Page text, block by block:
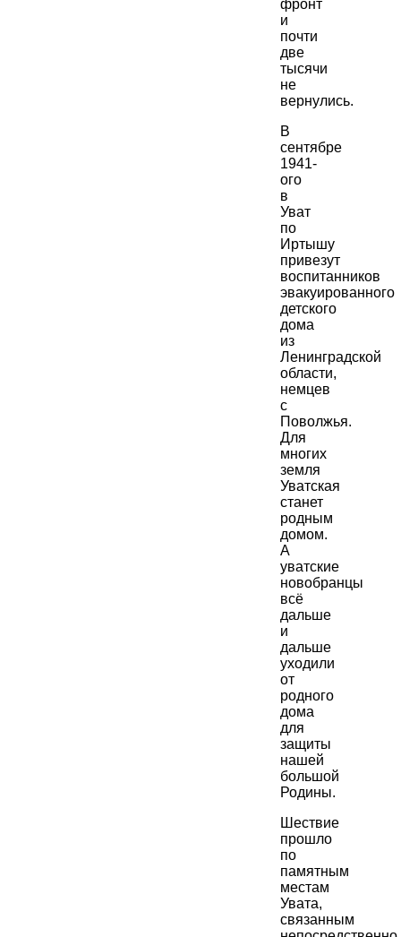
фронт
и
почти
две
тысячи
не
вернулись.
В
сентябре
1941-
ого
в
Уват
по
Иртышу
привезут
воспитанников
эвакуированного
детского
дома
из
Ленинградской
области,
немцев
с
Поволжья.
Для
многих
земля
Уватская
станет
родным
домом.
А
уватские
новобранцы
всё
дальше
и
дальше
уходили
от
родного
дома
для
защиты
нашей
большой
Родины.
Шествие
прошло
по
памятным
местам
Увата,
связанным